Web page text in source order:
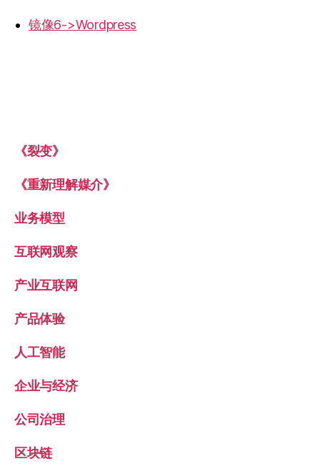
镜像6->Wordpress
《裂变》
《重新理解媒介》
业务模型
互联网观察
产业互联网
产品体验
人工智能
企业与经济
公司治理
区块链